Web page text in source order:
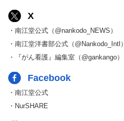
X
・南江堂公式（@nankodo_NEWS）
・南江堂洋書部公式（@Nankodo_Intl）
・『がん看護』編集室（@gankango）
Facebook
・南江堂公式
・NurSHARE